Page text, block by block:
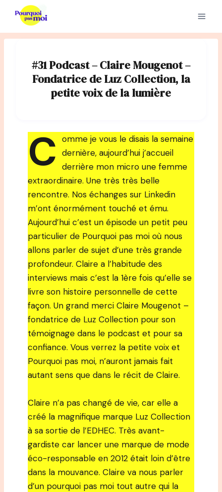
contenu
#31 Podcast – Claire Mougenot –
Fondatrice de Luz Collection, la
petite voix de la lumière
C omme je vous le disais la semaine
dernière, aujourd’hui j’accueil
derrière mon micro une femme
extraordinaire. Une très très belle
rencontre. Nos échanges sur Linkedin
m’ont énormément touché et ému.
Aujourd’hui c’est un épisode un petit peu
particulier de Pourquoi pas moi où nous
allons parler de sujet d’une très grande
profondeur. Claire a l’habitude des
interviews mais c’est la 1ère fois qu’elle se
livre son histoire personnelle de cette
façon. Un grand merci Claire Mougenot –
fondatrice de Luz Collection pour son
témoignage dans le podcast et pour sa
confiance. Vous verrez la petite voix et
Pourquoi pas moi, n’auront jamais fait
autant sens que dans le récit de Claire.
Claire n’a pas changé de vie, car elle a
créé la magnifique marque Luz Collection
à sa sortie de l’EDHEC. Très avant-
gardiste car lancer une marque de mode
éco-responsable en 2012 était loin d’être
dans la mouvance. Claire va nous parler
d’un pourquoi pas moi tout autre qui la